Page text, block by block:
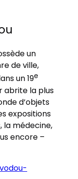
un
de ville,
un 19e
abrite la plus
d’objets
expositions
la médecine,
encore –